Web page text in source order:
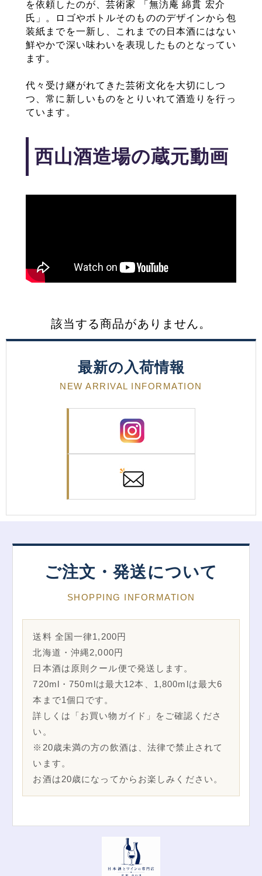
を依頼したのが、芸術家 「無汸庵 綿貫 宏介
氏」。ロゴやボトルそのもののデザインから包
装紙までを一新し、これまでの日本酒にはない
鮮やかで深い味わいを表現したものとなってい
ます。
代々受け継がれてきた芸術文化を大切にしつ
つ、常に新しいものをとりいれて酒造りを行っ
ています。
西山酒造場の蔵元動画
該当する商品がありません。
最新の入荷情報
NEW ARRIVAL INFORMATION
ご注文・発送について
SHOPPING INFORMATION
送料 全国一律1,200円
北海道・沖縄2,000円
日本酒は原則クール便で発送します。
720ml・750mlは最大12本、1,800mlは最大6
本まで1個口です。
詳しくは「お買い物ガイド」をご確認くださ
い。
※20歳未満の方の飲酒は、法律で禁止されて
います。
お酒は20歳になってからお楽しみください。